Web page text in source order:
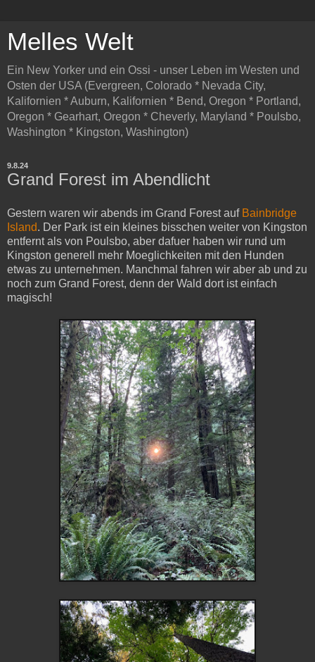
Melles Welt
Ein New Yorker und ein Ossi - unser Leben im Westen und
Osten der USA (Evergreen, Colorado * Nevada City,
Kalifornien * Auburn, Kalifornien * Bend, Oregon * Portland,
Oregon * Gearhart, Oregon * Cheverly, Maryland * Poulsbo,
Washington * Kingston, Washington)
9.8.24
Grand Forest im Abendlicht
Gestern waren wir abends im Grand Forest auf Bainbridge
Island. Der Park ist ein kleines bisschen weiter von Kingston
entfernt als von Poulsbo, aber dafuer haben wir rund um
Kingston generell mehr Moeglichkeiten mit den Hunden
etwas zu unternehmen. Manchmal fahren wir aber ab und zu
noch zum Grand Forest, denn der Wald dort ist einfach
magisch!